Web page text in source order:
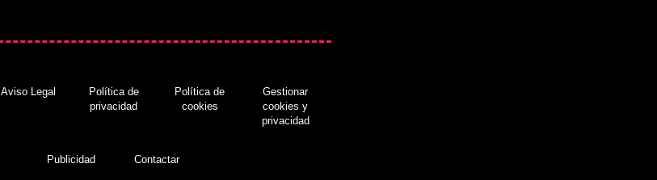
Aviso Legal
Política de
privacidad
Política de
cookies
Gestionar
cookies y
privacidad
Publicidad Contactar